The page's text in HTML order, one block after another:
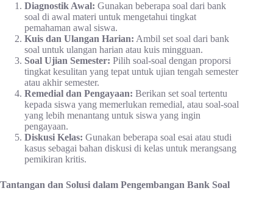
Diagnostik Awal: Gunakan beberapa soal dari bank
soal di awal materi untuk mengetahui tingkat
pemahaman awal siswa.
Kuis dan Ulangan Harian: Ambil set soal dari bank
soal untuk ulangan harian atau kuis mingguan.
Soal Ujian Semester: Pilih soal-soal dengan proporsi
tingkat kesulitan yang tepat untuk ujian tengah semester
atau akhir semester.
Remedial dan Pengayaan: Berikan set soal tertentu
kepada siswa yang memerlukan remedial, atau soal-soal
yang lebih menantang untuk siswa yang ingin
pengayaan.
Diskusi Kelas: Gunakan beberapa soal esai atau studi
kasus sebagai bahan diskusi di kelas untuk merangsang
pemikiran kritis.
Tantangan dan Solusi dalam Pengembangan Bank Soal